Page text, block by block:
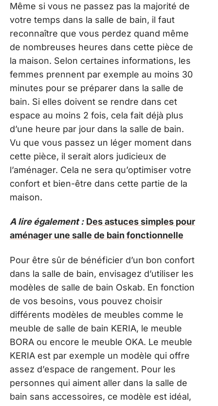
Même si vous ne passez pas la majorité de
votre temps dans la salle de bain, il faut
reconnaître que vous perdez quand même
de nombreuses heures dans cette pièce de
la maison. Selon certaines informations, les
femmes prennent par exemple au moins 30
minutes pour se préparer dans la salle de
bain. Si elles doivent se rendre dans cet
espace au moins 2 fois, cela fait déjà plus
d’une heure par jour dans la salle de bain.
Vu que vous passez un léger moment dans
cette pièce, il serait alors judicieux de
l’aménager. Cela ne sera qu’optimiser votre
confort et bien-être dans cette partie de la
maison.
A lire également : Des astuces simples pour
aménager une salle de bain fonctionnelle
Pour être sûr de bénéficier d’un bon confort
dans la salle de bain, envisagez d’utiliser les
modèles de salle de bain Oskab. En fonction
de vos besoins, vous pouvez choisir
différents modèles de meubles comme le
meuble de salle de bain KERIA, le meuble
BORA ou encore le meuble OKA. Le meuble
KERIA est par exemple un modèle qui offre
assez d’espace de rangement. Pour les
personnes qui aiment aller dans la salle de
bain sans accessoires, ce modèle est idéal,